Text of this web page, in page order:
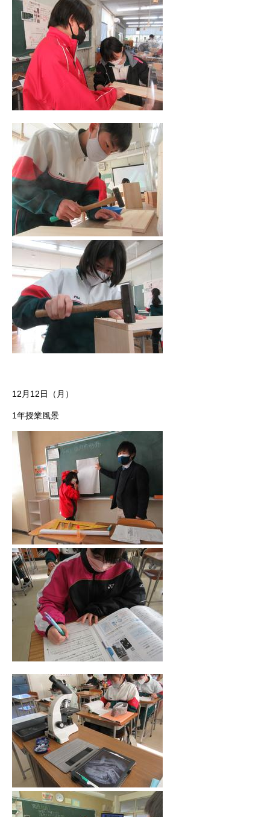
12月12日（月）
1年授業風景